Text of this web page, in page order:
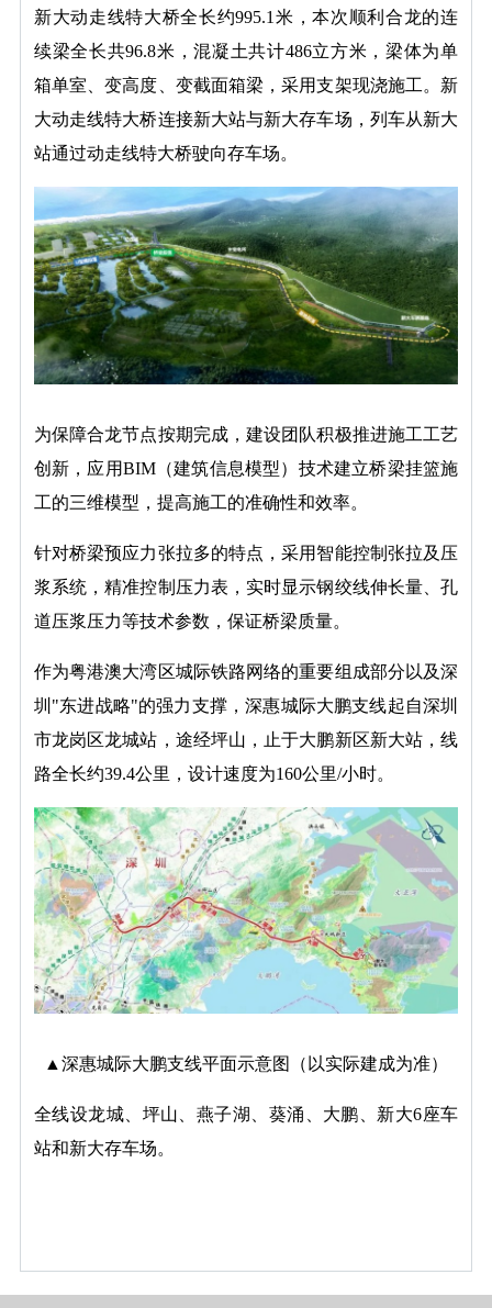
新大动走线特大桥全长约995.1米，本次顺利合龙的连
续梁全长共96.8米，混凝土共计486立方米，梁体为单
箱单室、变高度、变截面箱梁，采用支架现浇施工。新
大动走线特大桥连接新大站与新大存车场，列车从新大
站通过动走线特大桥驶向存车场。
为保障合龙节点按期完成，建设团队积极推进施工工艺
创新，应用BIM（建筑信息模型）技术建立桥梁挂篮施
工的三维模型，提高施工的准确性和效率。
针对桥梁预应力张拉多的特点，采用智能控制张拉及压
浆系统，精准控制压力表，实时显示钢绞线伸长量、孔
道压浆压力等技术参数，保证桥梁质量。
作为粤港澳大湾区城际铁路网络的重要组成部分以及深
圳"东进战略"的强力支撑，深惠城际大鹏支线起自深圳
市龙岗区龙城站，途经坪山，止于大鹏新区新大站，线
路全长约39.4公里，设计速度为160公里/小时。
▲深惠城际大鹏支线平面示意图（以实际建成为准）
全线设龙城、坪山、燕子湖、葵涌、大鹏、新大6座车
站和新大存车场。